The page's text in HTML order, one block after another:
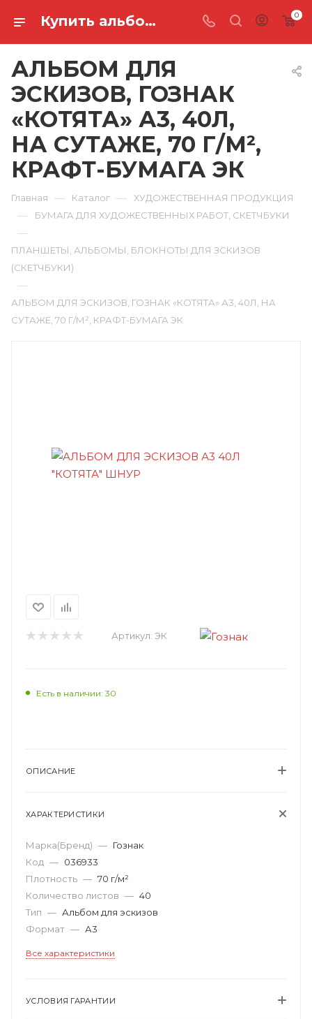
Купить альбом для эскизов, гознак «котята» а3, 40л, на сутаже, 70 г/м², крафт-бумага ЭК в Ростове-на-Дону 0
АЛЬБОМ ДЛЯ
ЭСКИЗОВ, ГОЗНАК
«КОТЯТА» А3, 40Л,
НА СУТАЖЕ, 70 Г/М²,
КРАФТ-БУМАГА ЭК
Главная — Каталог — ХУДОЖЕСТВЕННАЯ ПРОДУКЦИЯ
— БУМАГА ДЛЯ ХУДОЖЕСТВЕННЫХ РАБОТ, СКЕТЧБУКИ
—
ПЛАНШЕТЫ, АЛЬБОМЫ, БЛОКНОТЫ ДЛЯ ЗСКИЗОВ
(СКЕТЧБУКИ)
—
АЛЬБОМ ДЛЯ ЭСКИЗОВ, ГОЗНАК «КОТЯТА» А3, 40Л, НА
СУТАЖЕ, 70 Г/М², КРАФТ-БУМАГА ЭК
Артикул: ЭК
Есть в наличии: 30
ОПИСАНИЕ
ХАРАКТЕРИСТИКИ
Марка(Бренд) — Гознак
Код — 036933
Плотность — 70 г/м²
Количество листов — 40
Тип — Альбом для эскизов
Формат — А3
Все характеристики
УСЛОВИЯ ГАРАНТИИ